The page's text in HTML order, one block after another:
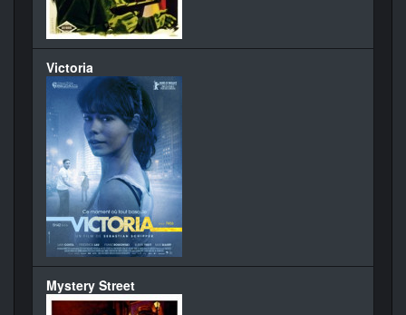
Victoria
Mystery Street